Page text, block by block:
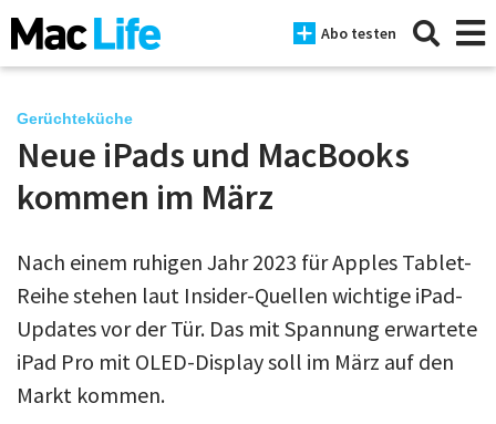
Abo testen
News
Mac
iPad
Tests
Tipps
Gerüchteküche
Neue iPads und MacBooks
kommen im März
Nach einem ruhigen Jahr 2023 für Apples Tablet-
Reihe stehen laut Insider-Quellen wichtige iPad-
Updates vor der Tür. Das mit Spannung erwartete
iPad Pro mit OLED-Display soll im März auf den
Markt kommen.